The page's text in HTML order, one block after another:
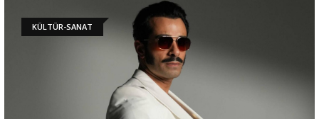
KÜLTÜR-SANAT